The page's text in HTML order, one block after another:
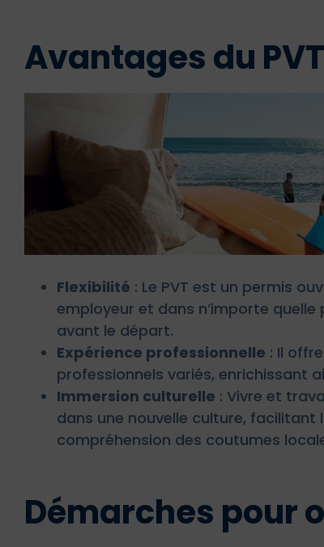
Avantages du PVT
Flexibilité : Le PVT est un permis
employeur et dans n’importe
avant le départ.
Expérience professionnelle : Il
professionnels variés, enrichissant
Immersion culturelle : Vivre et
dans une nouvelle culture, facilitant
compréhension des coutumes
Démarches pour